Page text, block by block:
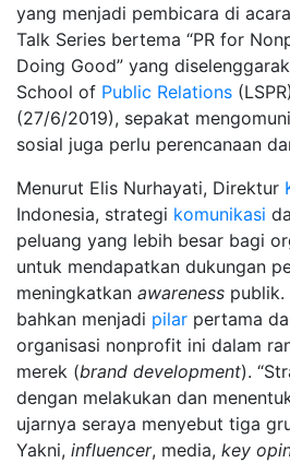
yang menjadi pembicara di acara
Talk Series bertema “PR for
Doing Good” yang
School of Public Relations
(27/6/2019), sepakat
sosial juga perlu perencanaan
Menurut Elis Nurhayati, Direktur
Indonesia, strategi komunikasi
peluang yang lebih besar bagi
untuk mendapatkan dukungan
meningkatkan awareness publik.
bahkan menjadi pilar pertama
organisasi nonprofit ini dalam
merek (brand development).
dengan melakukan dan
ujarnya seraya menyebut tiga
Yakni, influencer, media, key